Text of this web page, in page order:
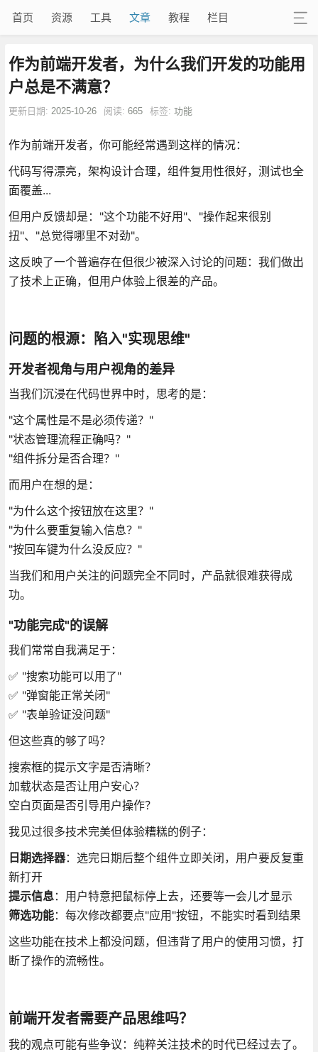
首页 资源 工具 文章 教程 栏目
作为前端开发者，为什么我们开发的功能用
户总是不满意？
更新日期: 2025-10-26 阅读: 665 标签: 功能
作为前端开发者，你可能经常遇到这样的情况：
代码写得漂亮，架构设计合理，组件复用性很好，测试也全
面覆盖...
但用户反馈却是："这个功能不好用"、"操作起来很别
扭"、"总觉得哪里不对劲"。
这反映了一个普遍存在但很少被深入讨论的问题：我们做出
了技术上正确，但用户体验上很差的产品。
问题的根源：陷入"实现思维"
开发者视角与用户视角的差异
当我们沉浸在代码世界中时，思考的是：
"这个属性是不是必须传递？"
"状态管理流程正确吗？"
"组件拆分是否合理？"
而用户在想的是：
"为什么这个按钮放在这里？"
"为什么要重复输入信息？"
"按回车键为什么没反应？"
当我们和用户关注的问题完全不同时，产品就很难获得成
功。
"功能完成"的误解
我们常常自我满足于：
✅ "搜索功能可以用了"
✅ "弹窗能正常关闭"
✅ "表单验证没问题"
但这些真的够了吗？
搜索框的提示文字是否清晰？
加载状态是否让用户安心？
空白页面是否引导用户操作？
我见过很多技术完美但体验糟糕的例子：
日期选择器：选完日期后整个组件立即关闭，用户要反复重
新打开
提示信息：用户特意把鼠标停上去，还要等一会儿才显示
筛选功能：每次修改都要点"应用"按钮，不能实时看到结果
这些功能在技术上都没问题，但违背了用户的使用习惯，打
断了操作的流畅性。
前端开发者需要产品思维吗？
我的观点可能有些争议：纯粹关注技术的时代已经过去了。